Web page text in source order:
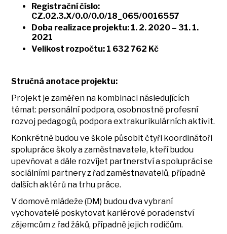
Registrační číslo:
CZ.02.3.X/0.0/0.0/18_065/0016557
Doba realizace projektu: 1. 2. 2020 – 31. 1.
2021
Velikost rozpočtu: 1 632 762 Kč
Stručná anotace projektu:
Projekt je zaměřen na kombinaci následujících
témat: personální podpora, osobnostně profesní
rozvoj pedagogů, podpora extrakurikulárních aktivit.
Konkrétně budou ve škole působit čtyři koordinátoři
spolupráce školy a zaměstnavatele, kteří budou
upevňovat a dále rozvíjet partnerství a spolupráci se
sociálními partnery z řad zaměstnavatelů, případně
dalších aktérů na trhu práce.
V domově mládeže (DM) budou dva vybraní
vychovatelé poskytovat kariérové poradenství
zájemcům z řad žáků, případně jejich rodičům.